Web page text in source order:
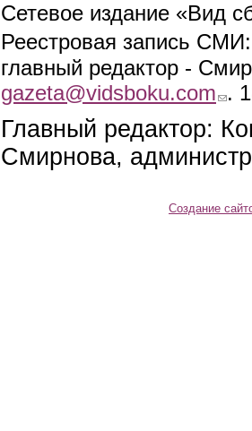
Сетевое издание «Вид
Реестровая запись
главный редактор -
gazeta@vidsboku.com (link
.
Главный редактор:
Смирнова,
Создание